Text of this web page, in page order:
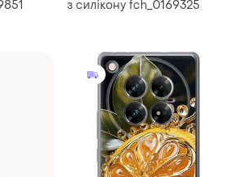
з силікону fch_0169325